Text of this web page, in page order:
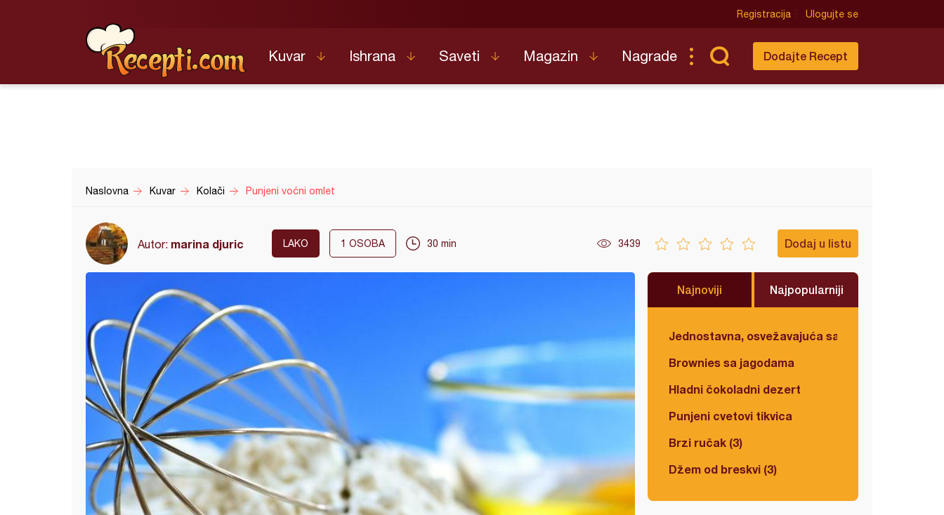
Registracija Ulogujte se
Kuvar Ishrana Saveti Magazin Nagrade Dodajte Recept
Naslovna Kuvar Kolači Punjeni voćni omlet
Autor: marina djuric LAKO 1 OSOBA 30 min 3439 Dodaj u listu
Najnoviji Najpopularniji
Jednostavna, osvežavajuća salata
Brownies sa jagodama
Hladni čokoladni dezert
Punjeni cvetovi tikvica
Brzi ručak (3)
Džem od breskvi (3)